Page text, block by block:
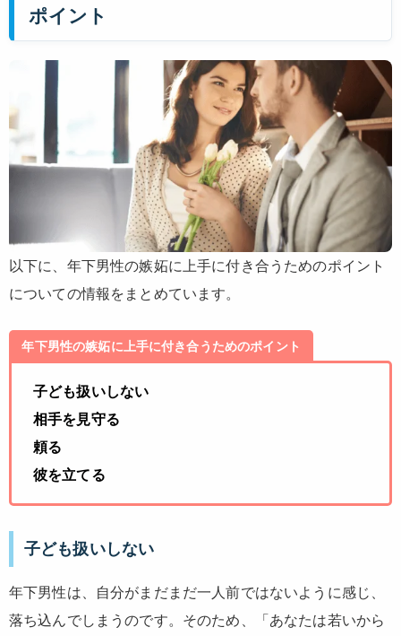
ポイント
以下に、年下男性の嫉妬に上手に付き合うためのポイント
についての情報をまとめています。
年下男性の嫉妬に上手に付き合うためのポイント
子ども扱いしない
相手を見守る
頼る
彼を立てる
子ども扱いしない
年下男性は、自分がまだまだ一人前ではないように感じ、
落ち込んでしまうのです。そのため、「あなたは若いから